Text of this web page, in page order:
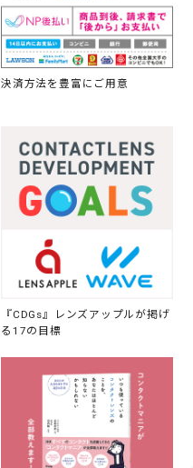
決済方法を豊富にご用意
『CDGs』レンズアップルが掲げ
る17の目標